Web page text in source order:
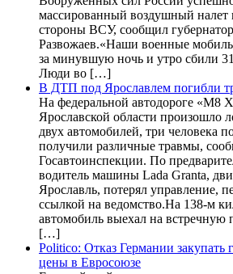
массированный воздушный налет
стороны ВСУ, сообщил
Развожаев.«Наши военные
за минувшую ночь и утро сбили
Люди во […]
В ДТП под Ярославлем погибли
На федеральной автодороге «М8
Ярославской области произошло
двух автомобилей, три человека
получили различные травмы,
Госавтоинспекции. По
водитель машины Lada Granta,
Ярославль, потерял управление,
ссылкой на ведомство.На 138-м
автомобиль выехал на встречную
[…]
Politico: Отказ Германии закупать
цены в Евросоюзе